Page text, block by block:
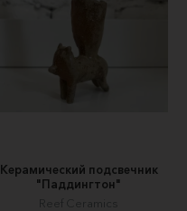
Керамический подсвечник
"Паддингтон"
Reef Ceramics